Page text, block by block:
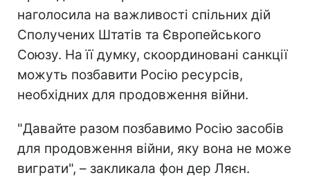
наголосила на важливості спільних дій
Сполучених Штатів та Європейського
Союзу. На її думку, скоординовані санкції
можуть позбавити Росію ресурсів,
необхідних для продовження війни.
"Давайте разом позбавимо Росію засобів
для продовження війни, яку вона не може
виграти", – закликала фон дер Ляєн.